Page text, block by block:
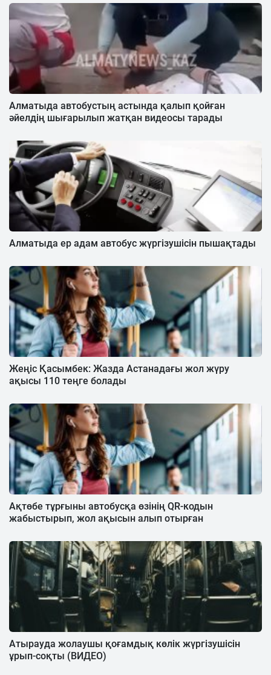
Алматыда автобустың астында қалып қойған
әйелдің шығарылып жатқан видеосы тарады
Алматыда ер адам автобус жүргізушісін пышақтады
Жеңіс Қасымбек: Жазда Астанадағы жол жүру
ақысы 110 теңге болады
Ақтөбе тұрғыны автобусқа өзінің QR-кодын
жабыстырып, жол ақысын алып отырған
Атырауда жолаушы қоғамдық көлік жүргізушісін
ұрып-соқты (ВИДЕО)